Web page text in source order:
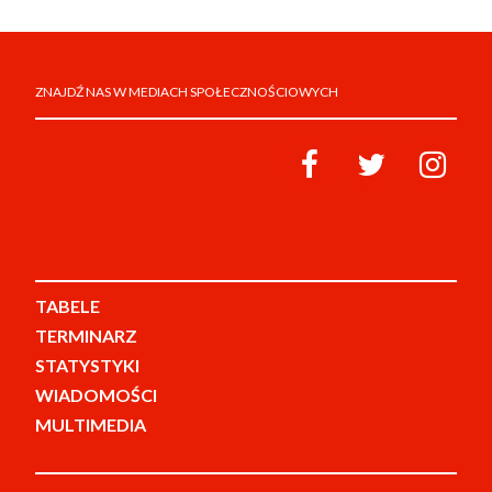
ZNAJDŹ NAS W MEDIACH SPOŁECZNOŚCIOWYCH
TABELE
TERMINARZ
STATYSTYKI
WIADOMOŚCI
MULTIMEDIA